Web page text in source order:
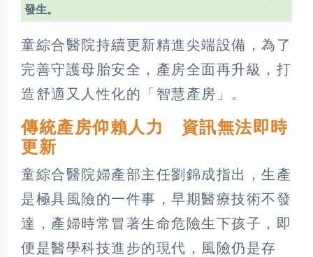
發生。
童綜合醫院持續更新精進尖端設備，為了
完善守護母胎安全，產房全面再升級，打
造舒適又人性化的「智慧產房」。
傳統產房仰賴人力 資訊無法即時
更新
童綜合醫院婦產部主任劉錦成指出，生產
是極具風險的一件事，早期醫療技術不發
達，產婦時常冒著生命危險生下孩子，即
便是醫學科技進步的現代，風險仍是存